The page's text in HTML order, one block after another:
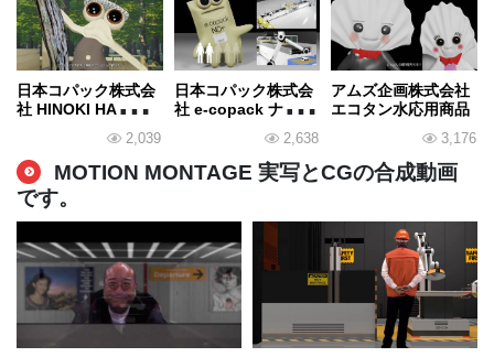
日本コパック株式会
社 HINOKI HANGER
2,039
日本コパック株式会
社 e-copack ナノセ
2,638
アムズ企画株式会社
エコタン水応用商品
3,176
MOTION MONTAGE 実写とCGの合成動画
です。